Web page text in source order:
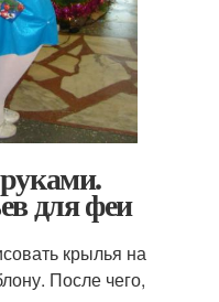
для феи
крылья на
После чего,